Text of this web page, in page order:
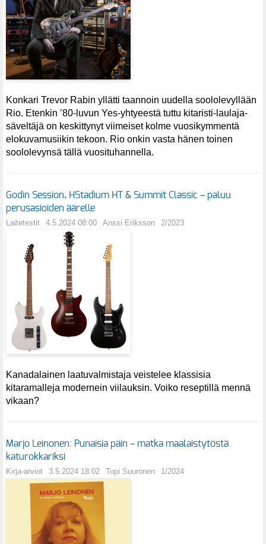
Konkari Trevor Rabin yllätti taannoin uudella soololevyllään
Rio. Etenkin ’80-luvun Yes-yhtyeestä tuttu kitaristi-laulaja-
säveltäjä on keskittynyt viimeiset kolme vuosikymmentä
elokuvamusiikin tekoon. Rio onkin vasta hänen toinen
soololevynsä tällä vuosituhannella.
Godin Session, HStadium HT & Summit Classic – paluu
perusasioiden äärelle
Laitetestit 4.5.2024 08:00 Anssi Eriksson 2/2023
Kanadalainen laatuvalmistaja veistelee klassisia
kitaramalleja modernein viilauksin. Voiko reseptillä mennä
vikaan?
Marjo Leinonen: Punaisia päin – matka maalaistytöstä
katurokkariksi
Kirja-arviot 3.5.2024 18:02 Topi Suuronen 1/2024